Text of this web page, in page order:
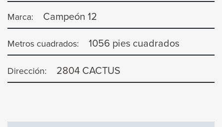
Marca: Campeón 12
Metros cuadrados: 1056 pies cuadrados
Dirección: 2804 CACTUS